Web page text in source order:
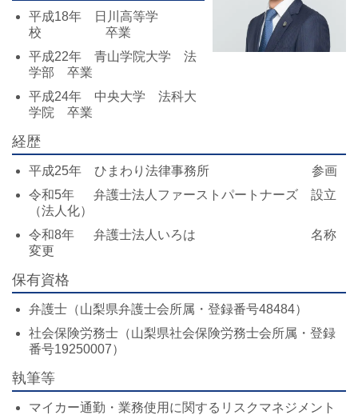
平成18年 日川高等学
校 卒業
平成22年 青山学院大学 法
学部 卒業
平成24年 中央大学 法科大
学院 卒業
経歴
平成25年 ひまわり法律事務所 参画
令和5年 弁護士法人ファーストパートナーズ 設立
（法人化）
令和8年 弁護士法人いろは 名称
変更
保有資格
弁護士（山梨県弁護士会所属・登録番号48484）
社会保険労務士（山梨県社会保険労務士会所属・登録
番号19250007）
執筆等
マイカー通勤・業務使用に関するリスクマネジメント